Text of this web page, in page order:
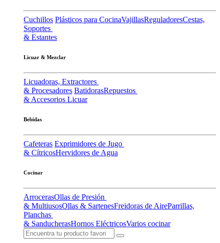
Cuchillos Plásticos para CocinaVajillasReguladoresCestas,
Soportes
& Estantes
Licuar & Mezclar
Licuadoras, Extractores
& Procesadores BatidorasRepuestos
& Accesorios Licuar
Bebidas
Cafeteras Exprimidores de Jugo
& CítricosHervidores de Agua
Cocinar
ArrocerasOllas de Presión
& MultiusosOllas & SartenesFreidoras de AireParrillas,
Planchas
& SanducherasHornos EléctricosVarios cocinar